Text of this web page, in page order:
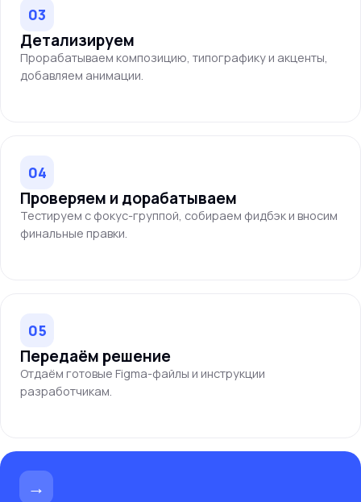
03
Детализируем
Прорабатываем композицию, типографику и акценты,
добавляем анимации.
04
Проверяем и дорабатываем
Тестируем с фокус-группой, собираем фидбэк и вносим
финальные правки.
05
Передаём решение
Отдаём готовые Figma-файлы и инструкции
разработчикам.
→